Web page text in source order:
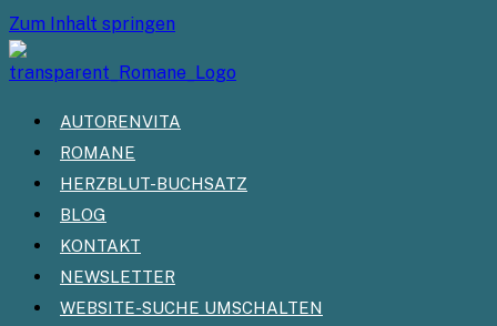
Zum Inhalt springen
AUTORENVITA
ROMANE
HERZBLUT-BUCHSATZ
BLOG
KONTAKT
NEWSLETTER
WEBSITE-SUCHE UMSCHALTEN